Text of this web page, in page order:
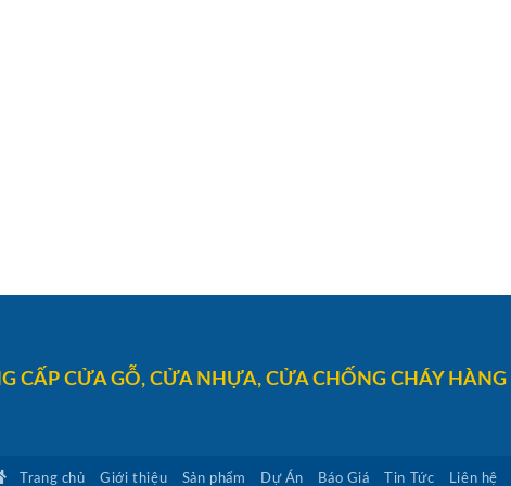
CẤP CỬA GỖ, CỬA NHỰA, CỬA CHỐNG CHÁY
Trang chủ Giới thiệu Sản phẩm Dự Án Báo Giá Tin Tức Liên hệ